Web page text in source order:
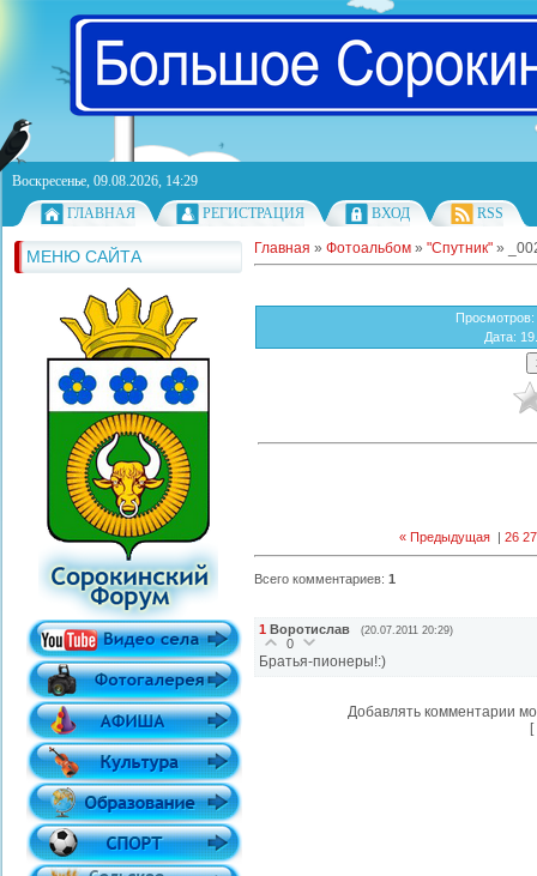
Воскресенье, 09.08.2026, 14:29
ГЛАВНАЯ
РЕГИСТРАЦИЯ ВХОД RSS
МЕНЮ САЙТА Главная » Фотоальбом » "Спутник" »
Просмотров:
Дата:
« Предыдущая | 26 27
Всего комментариев: 1
1 Воротислав (20.07.2011 20:29)
0
Братья-пионеры!:)
Добавлять комментарии
[